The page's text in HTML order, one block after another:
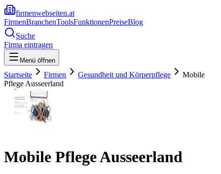
firmenwebseiten.at
FirmenBranchenToolsFunktionenPreiseBlog
Suche
Firma eintragen
Menü öffnen
Startseite Firmen Gesundheit und Körperpflege
Mobile
Pflege Ausseerland
Mobile Pflege Ausseerland